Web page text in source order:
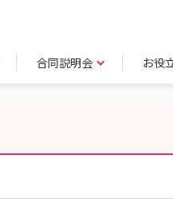
合同説明会 お役